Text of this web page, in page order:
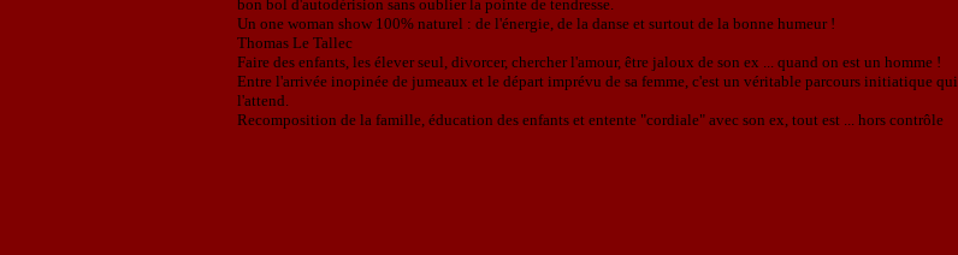
bon bol d'autodérision sans oublier la pointe de tendresse.
Un one woman show 100% naturel : de l'énergie, de la danse et surtout de la bonne humeur !
Thomas Le Tallec
Faire des enfants, les élever seul, divorcer, chercher l'amour, être jaloux de son ex ... quand on est un homme !
Entre l'arrivée inopinée de jumeaux et le départ imprévu de sa femme, c'est un véritable parcours initiatique qui
l'attend.
Recomposition de la famille, éducation des enfants et entente "cordiale" avec son ex, tout est ... hors contrôle